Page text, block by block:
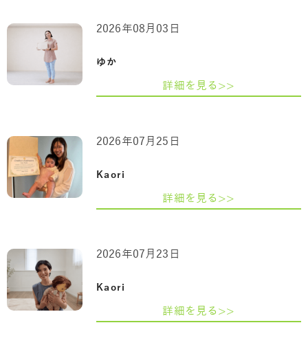
ゆか
2026年08月03日
詳細を見る>>
Kaori
2026年07月25日
詳細を見る>>
Kaori
2026年07月23日
詳細を見る>>